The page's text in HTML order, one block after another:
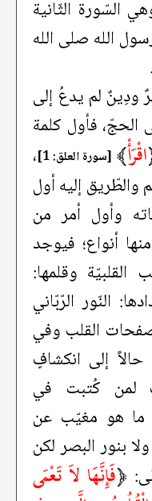
السّورة الثّانية
الله صلى الله
ودِينٌ لم يدعُ إلى
الحجّ، فأول كلمة
اقْرَأْ﴾ [سورة العلق: 1]
،
والطّريق إليه أول
وأول أمر من
أنواع؛ فيوجد
القلبيّة وقلمها:
النّور الرّبّاني
القلب وفي
إلى انكشافٍ
لمن كُتبت في
ما هو مغيّب عن
بنور البصر لكن
﴿فَإِنَّهَا لاَ تَعْمَى